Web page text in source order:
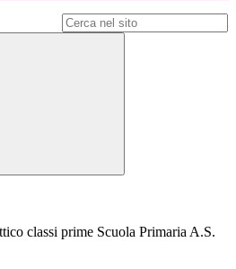
classi prime Scuola Primaria A.S.